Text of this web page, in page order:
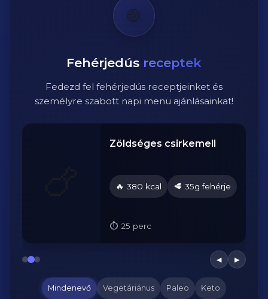
🍲
Fehérjedús receptek
Fedezd fel fehérjedús receptjeinket és
személyre szabott napi menü ajánlásainkat!
Zöldséges csirkemell
🔥 380 kcal 🥩 35g fehérje
25 perc
◀ ▶
Mindenevő Vegetáriánus Paleo Keto